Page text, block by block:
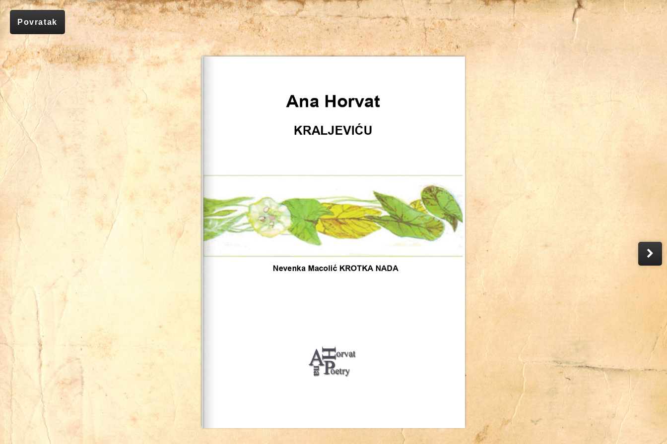
Povratak